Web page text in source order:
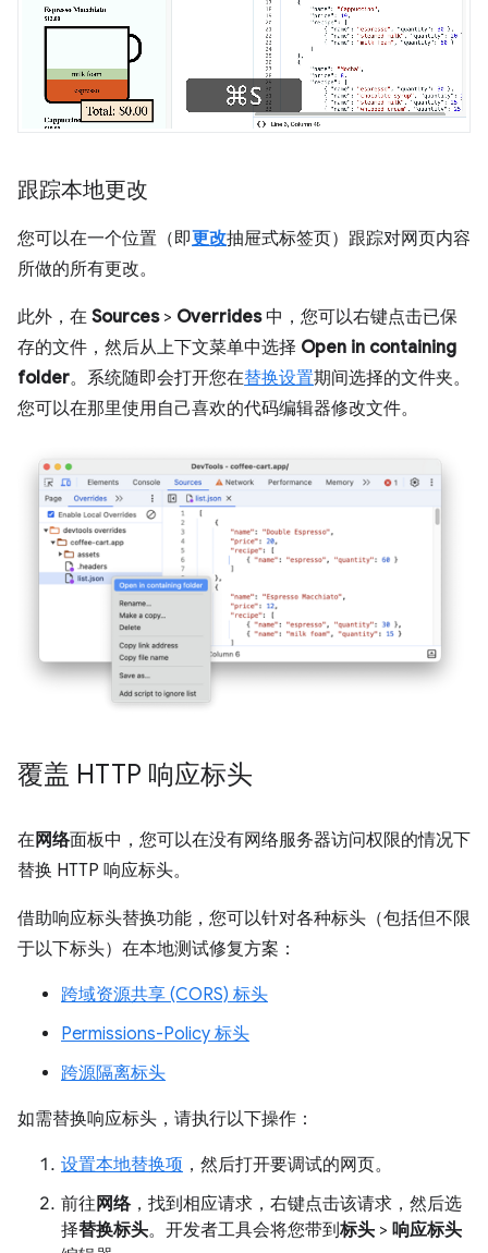
跟踪本地更改
您可以在一个位置（即更改抽屉式标签页）跟踪对网页内容
所做的所有更改。
此外，在 Sources> Overrides中，您可以右键点击已保
存的文件，然后从上下文菜单中选择 Open in containing
folder。系统随即会打开您在替换设置期间选择的文件夹。
您可以在那里使用自己喜欢的代码编辑器修改文件。
覆盖 HTTP 响应标头
在网络面板中，您可以在没有网络服务器访问权限的情况下
替换 HTTP 响应标头。
借助响应标头替换功能，您可以针对各种标头（包括但不限
于以下标头）在本地测试修复方案：
跨域资源共享 (CORS) 标头
Permissions-Policy 标头
跨源隔离标头
如需替换响应标头，请执行以下操作：
设置本地替换项 ，然后打开要调试的网页。
前往网络，找到相应请求，右键点击该请求，然后选
择替换标头。开发者工具会将您带到标头 > 响应标头